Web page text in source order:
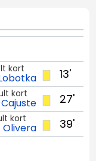
13'
kort
27'
kort
39'
kort
Olivera